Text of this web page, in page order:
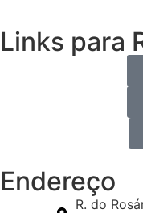
Links para
Endereço
R. do